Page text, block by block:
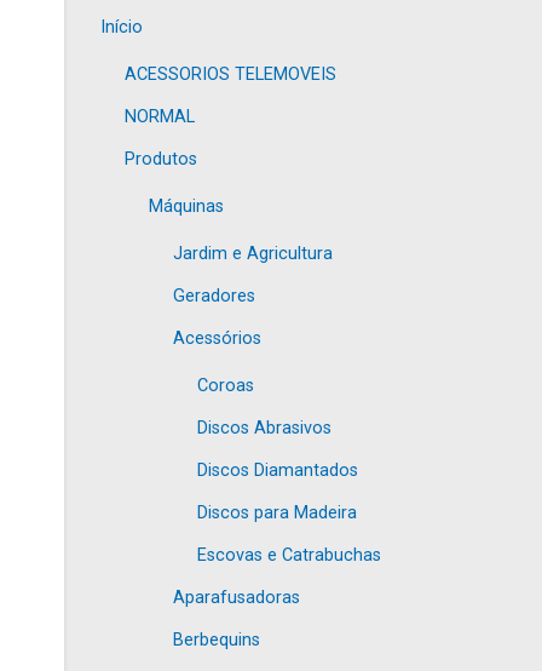
Início
ACESSORIOS TELEMOVEIS
NORMAL
Produtos
Máquinas
Jardim e Agricultura
Geradores
Acessórios
Coroas
Discos Abrasivos
Discos Diamantados
Discos para Madeira
Escovas e Catrabuchas
Aparafusadoras
Berbequins